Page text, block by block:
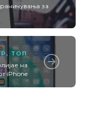
за
, ТОП
на
iPhone